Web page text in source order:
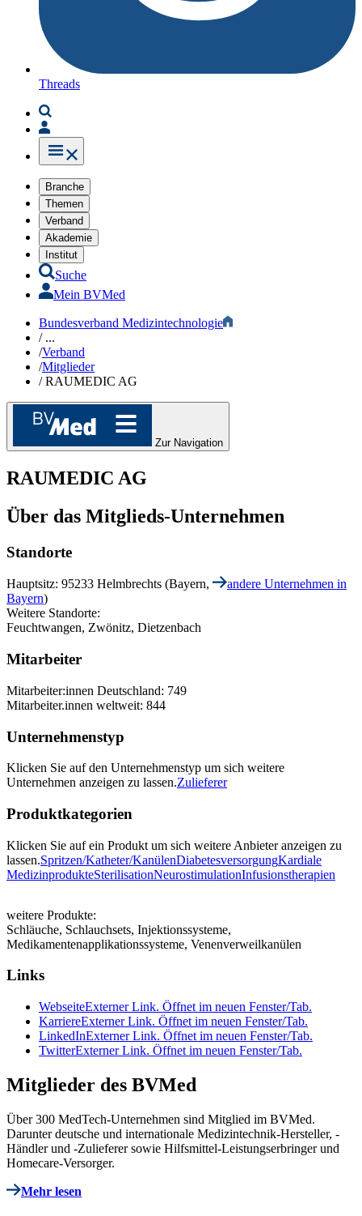
Threads
Branche
Themen
Verband
Akademie
Institut
Suche
Mein BVMed
Bundesverband Medizintechnologie
/...
/Verband
/Mitglieder
/RAUMEDIC AG
Zur Navigation
RAUMEDIC AG
Über das Mitglieds-Unternehmen
Standorte
Hauptsitz: 95233 Helmbrechts (Bayern,
andere Unternehmen in
Bayern)
Weitere Standorte:
Feuchtwangen, Zwönitz, Dietzenbach
Mitarbeiter
Mitarbeiter:innen Deutschland: 749
Mitarbeiter.innen weltweit: 844
Unternehmenstyp
Klicken Sie auf den Unternehmenstyp um sich weitere
Unternehmen anzeigen zu lassen.Zulieferer
Produktkategorien
Klicken Sie auf ein Produkt um sich weitere Anbieter anzeigen zu
lassen.Spritzen/Katheter/KanülenDiabetesversorgungKardiale
MedizinprodukteSterilisationNeurostimulationInfusionstherapien
weitere Produkte:
Schläuche, Schlauchsets, Injektionssysteme,
Medikamentenapplikationssysteme, Venenverweilkanülen
Links
WebseiteExterner Link. Öffnet im neuen Fenster/Tab.
KarriereExterner Link. Öffnet im neuen Fenster/Tab.
LinkedInExterner Link. Öffnet im neuen Fenster/Tab.
TwitterExterner Link. Öffnet im neuen Fenster/Tab.
Mitglieder des BVMed
Über 300 MedTech-Unternehmen sind Mitglied im BVMed.
Darunter deutsche und internationale Medizintechnik-Hersteller, -
Händler und -Zulieferer sowie Hilfsmittel-Leistungserbringer und
Homecare-Versorger.
Mehr lesen